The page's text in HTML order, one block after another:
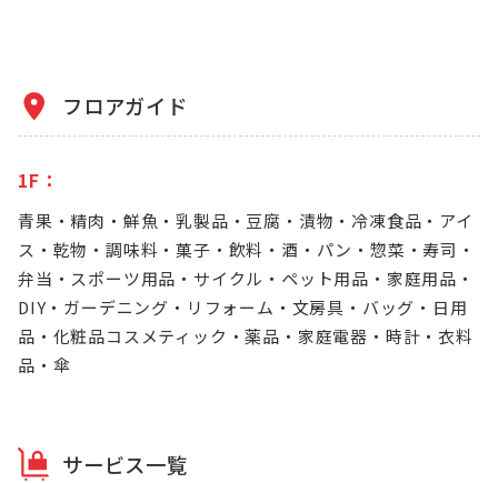
フロアガイド
1F：
青果・精肉・鮮魚・乳製品・豆腐・漬物・冷凍食品・アイ
ス・乾物・調味料・菓子・飲料・酒・パン・惣菜・寿司・
弁当・スポーツ用品・サイクル・ペット用品・家庭用品・
DIY・ガーデニング・リフォーム・文房具・バッグ・日用
品・化粧品コスメティック・薬品・家庭電器・時計・衣料
品・傘
サービス一覧